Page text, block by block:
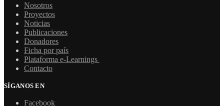
Nosotros
Proyectos
Noticias
Publicaciones
Donadores
Ficha por país
Plataforma e-Learnings
Contacto
SÍGANOS EN
Facebook